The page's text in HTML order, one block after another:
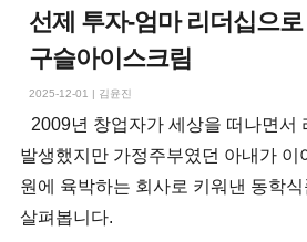
선제 투자-엄마 리더십으
구슬아이스크림
2025-12-01 | 김윤진
2009년 창업자가 세상을 떠나면서
발생했지만 가정주부였던 아내가 이
원에 육박하는 회사로 키워낸 동학
살펴봅니다.